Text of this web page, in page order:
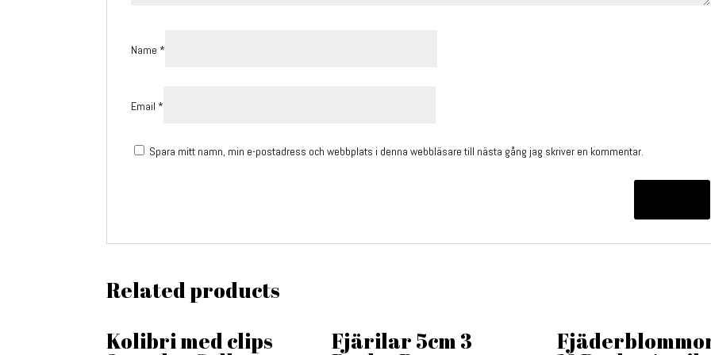
Name *
Email *
Spara mitt namn, min e-postadress och webbplats i denna webbläsare till nästa gång jag skriver en kommentar.
Related products
Kolibri med clips
Fjärilar 5cm 3